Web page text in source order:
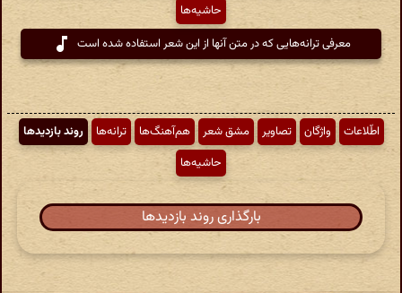
حاشیه‌ها
معرفی ترانه‌هایی که در متن آنها از این شعر استفاده شده است
اطّلاعات واژگان تصاویر مشق شعر هم‌آهنگ‌ها ترانه‌ها
روند بازدیدها
حاشیه‌ها
بارگذاری روند بازدیدها